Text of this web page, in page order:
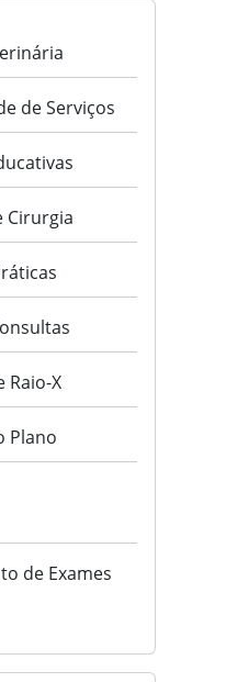
de Serviços
Cirurgia
Raio-X
Plano
de Exames